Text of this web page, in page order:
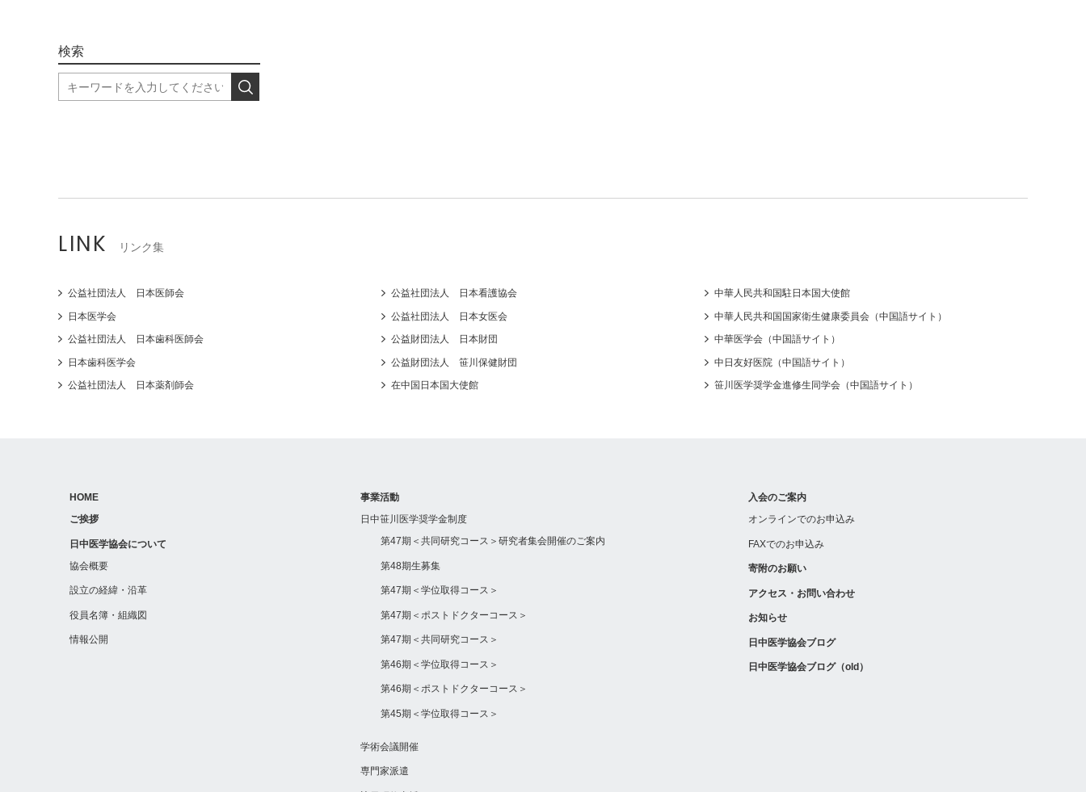
検索
LINK リンク集
公益社団法人 日本医師会
日本医学会
公益社団法人 日本歯科医師会
日本歯科医学会
公益社団法人 日本薬剤師会
公益社団法人 日本看護協会
公益社団法人 日本女医会
公益財団法人 日本財団
公益財団法人 笹川保健財団
在中国日本国大使館
中華人民共和国駐日本国大使館
中華人民共和国国家衛生健康委員会（中国語サイト）
中華医学会（中国語サイト）
中日友好医院（中国語サイト）
笹川医学奨学金進修生同学会（中国語サイト）
HOME
ご挨拶
日中医学協会について
協会概要
設立の経緯・沿革
役員名簿・組織図
情報公開
事業活動
日中笹川医学奨学金制度
第47期＜共同研究コース＞研究者集会開催のご案内
第48期生募集
第47期＜学位取得コース＞
第47期＜ポストドクターコース＞
第47期＜共同研究コース＞
第46期＜学位取得コース＞
第46期＜ポストドクターコース＞
第45期＜学位取得コース＞
学術会議開催
専門家派遣
入会のご案内
オンラインでのお申込み
FAXでのお申込み
寄附のお願い
アクセス・お問い合わせ
お知らせ
日中医学協会ブログ
日中医学協会ブログ（old）